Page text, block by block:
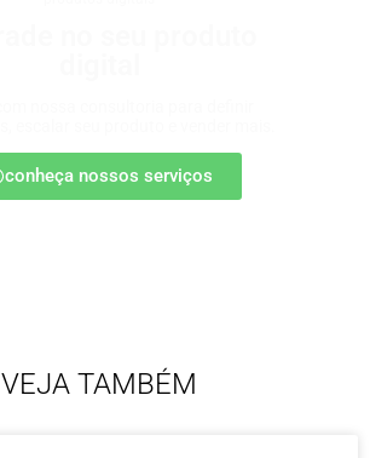
conheça nossos serviços
VEJA TAMBÉM